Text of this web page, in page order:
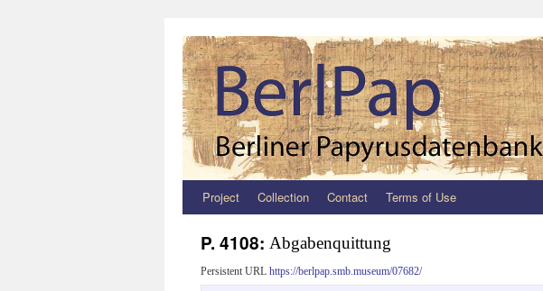
Zum
springen
Project Collection Contact Terms of Use
P. 4108: Abgabenquittung
Persistent URL https://berlpap.smb.museum/07682/